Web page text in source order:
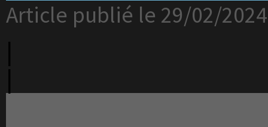
Article publié le 29/02/2024
|
|